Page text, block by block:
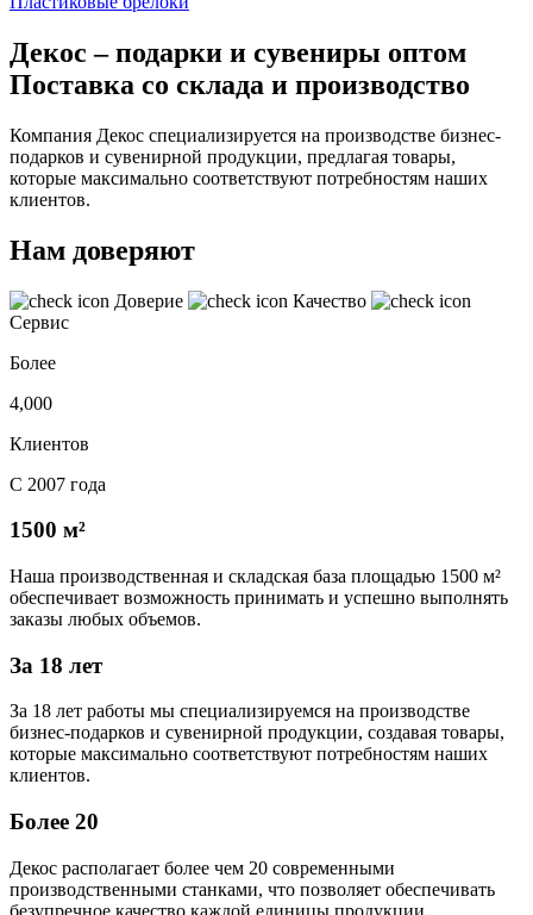
Декос – подарки и сувениры оптом
Поставка со склада и производство
Компания Декос специализируется на производстве бизнес-
подарков и сувенирной продукции, предлагая товары,
которые максимально соответствуют потребностям наших
клиентов.
Нам доверяют
Доверие
Качество
Сервис
Более
4,000
Клиентов
С 2007 года
1500 м²
Наша производственная и складская база площадью 1500 м²
обеспечивает возможность принимать и успешно выполнять
заказы любых объемов.
За 18 лет
За 18 лет работы мы специализируемся на производстве
бизнес-подарков и сувенирной продукции, создавая товары,
которые максимально соответствуют потребностям наших
клиентов.
Более 20
Декос располагает более чем 20 современными
производственными станками, что позволяет обеспечивать
безупречное качество каждой единицы продукции.